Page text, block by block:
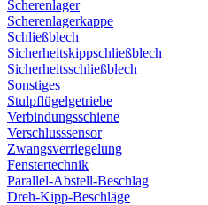
Scherenlager
Scherenlagerkappe
Schließblech
Sicherheitskippschließblech
Sicherheitsschließblech
Sonstiges
Stulpflügelgetriebe
Verbindungsschiene
Verschlusssensor
Zwangsverriegelung
Fenstertechnik
Parallel-Abstell-Beschlag
Dreh-Kipp-Beschläge